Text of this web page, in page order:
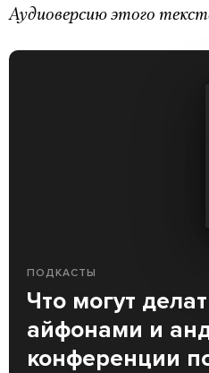
Аудиоверсию этого
ПОДКАСТЫ
Что могут
айфонами и
конференции